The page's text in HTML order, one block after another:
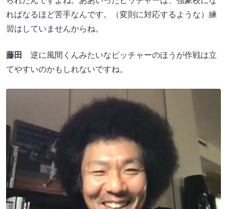
ればなるほど苦手なんです。（変則に対応するような）練
習はしていませんからね。
藤田
逆に風間くんみたいなピッチャーのほうが作戦は立
てやすいのかもしれないですね。